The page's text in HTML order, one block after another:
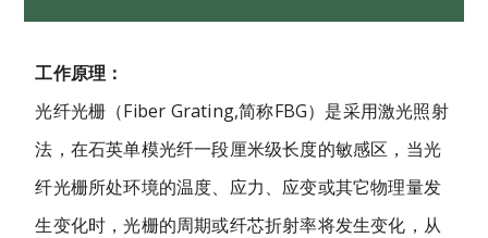
工作原理：
光纤光栅（Fiber Grating,简称FBG）是采用激光照射
法，在石英单模光纤一段厘米级长度的敏感区，当光
纤光栅所处环境的温度、应力、应变或其它物理量发
生变化时，光栅的周期或纤芯折射率将发生变化，从